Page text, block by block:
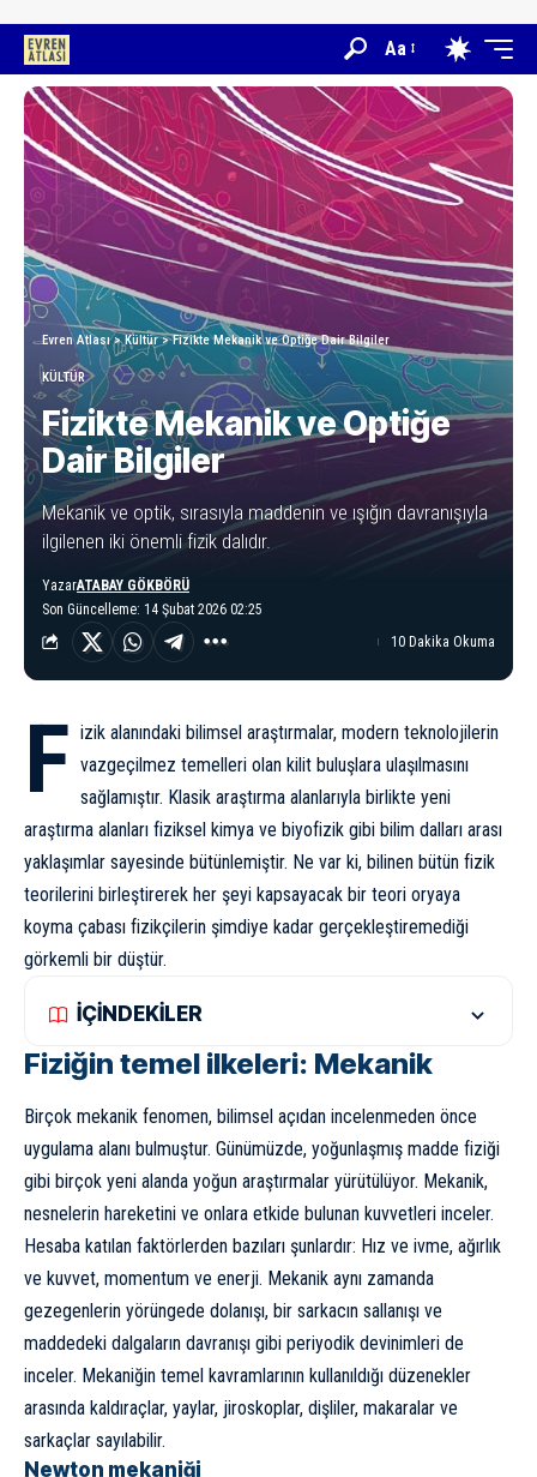
Aa
Evren Atlası>Kültür>Fizikte Mekanik ve Optiğe Dair Bilgiler
KÜLTÜR
Fizikte Mekanik ve Optiğe
Dair Bilgiler
Mekanik ve optik, sırasıyla maddenin ve ışığın davranışıyla
ilgilenen iki önemli fizik dalıdır.
Son Güncelleme: 14 Şubat 2026 02:25
YazarATABAY GÖKBÖRÜ
10 Dakika Okuma
F izik alanındaki bilimsel araştırmalar, modern teknolojilerin
vazgeçilmez temelleri olan kilit buluşlara ulaşılmasını
sağlamıştır. Klasik araştırma alanlarıyla birlikte yeni
araştırma alanları fiziksel kimya ve biyofizik gibi bilim dalları arası
yaklaşımlar sayesinde bütünlemiştir. Ne var ki, bilinen bütün fizik
teorilerini birleştirerek her şeyi kapsayacak bir teori oryaya
koyma çabası fizikçilerin şimdiye kadar gerçekleştiremediği
görkemli bir düştür.
İÇİNDEKİLER
Fiziğin temel ilkeleri: Mekanik
Birçok mekanik fenomen, bilimsel açıdan incelenmeden önce
uygulama alanı bulmuştur. Günümüzde, yoğunlaşmış madde fiziği
gibi birçok yeni alanda yoğun araştırmalar yürütülüyor. Mekanik,
nesnelerin hareketini ve onlara etkide bulunan kuvvetleri inceler.
Hesaba katılan faktörlerden bazıları şunlardır: Hız ve ivme, ağırlık
ve kuvvet, momentum ve enerji. Mekanik aynı zamanda
gezegenlerin yörüngede dolanışı, bir sarkacın sallanışı ve
maddedeki dalgaların davranışı gibi periyodik devinimleri de
inceler. Mekaniğin temel kavramlarının kullanıldığı düzenekler
arasında kaldıraçlar, yaylar, jiroskoplar, dişliler, makaralar ve
sarkaçlar sayılabilir.
Newton mekaniği